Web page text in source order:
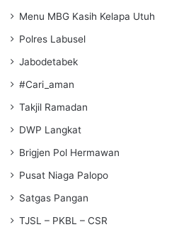
Menu MBG Kasih Kelapa Utuh
Polres Labusel
Jabodetabek
#Cari_aman
Takjil Ramadan
DWP Langkat
Brigjen Pol Hermawan
Pusat Niaga Palopo
Satgas Pangan
TJSL – PKBL – CSR